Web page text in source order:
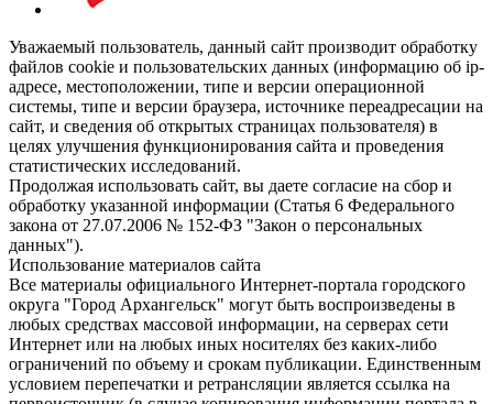
Уважаемый пользователь, данный сайт производит обработку
файлов cookie и пользовательских данных (информацию об ip-
адресе, местоположении, типе и версии операционной
системы, типе и версии браузера, источнике переадресации на
сайт, и сведения об открытых страницах пользователя) в
целях улучшения функционирования сайта и проведения
статистических исследований.
Продолжая использовать сайт, вы даете согласие на сбор и
обработку указанной информации (Статья 6 Федерального
закона от 27.07.2006 № 152-ФЗ "Закон о персональных
данных").
Использование материалов сайта
Все материалы официального Интернет-портала городского
округа "Город Архангельск" могут быть воспроизведены в
любых средствах массовой информации, на серверах сети
Интернет или на любых иных носителях без каких-либо
ограничений по объему и срокам публикации. Единственным
условием перепечатки и ретрансляции является ссылка на